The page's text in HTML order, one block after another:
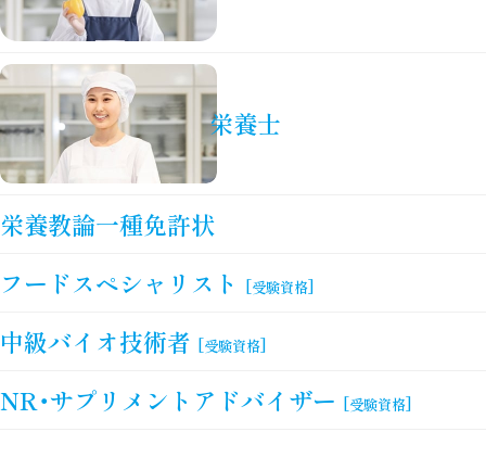
栄養士
栄養教論一種免許状
フードスペシャリスト
[受験資格]
中級バイオ技術者 [受験資格]
NR・サプリメントアドバイザー [受験資格]